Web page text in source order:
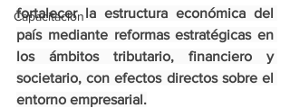
Capacitación
fortalecer la estructura económica del
país mediante reformas estratégicas en
los ámbitos tributario, financiero y
societario, con efectos directos sobre el
entorno empresarial.